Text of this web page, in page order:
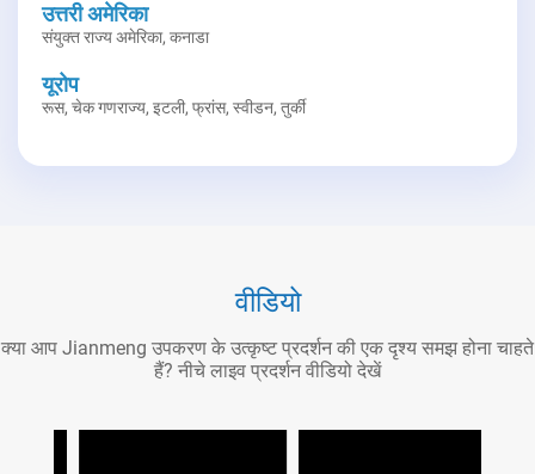
उत्तरी अमेरिका
संयुक्त राज्य अमेरिका, कनाडा
यूरोप
रूस, चेक गणराज्य, इटली, फ्रांस, स्वीडन, तुर्की
वीडियो
क्या आप Jianmeng उपकरण के उत्कृष्ट प्रदर्शन की एक दृश्य समझ होना चाहते
हैं? नीचे लाइव प्रदर्शन वीडियो देखें